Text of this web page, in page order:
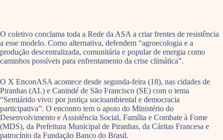
O coletivo conclama toda a Rede da ASA a criar frentes de resistência
a esse modelo. Como alternativa, defendem “agroecologia e a
produção descentralizada, comunitária e popular de energia como
caminhos possíveis para enfrentamento da crise climática”.
O X EnconASA acontece desde segunda-feira (18), nas cidades de
Piranhas (AL) e Canindé de São Francisco (SE) com o tema
“Semiárido vivo: por justiça socioambiental e democracia
participativa”. O encontro tem o apoio do Ministério do
Desenvolvimento e Assistência Social, Família e Combate à Fome
(MDS), da Prefeitura Municipal de Piranhas, da Cáritas Francesa e
patrocínio da Fundação Banco do Brasil.